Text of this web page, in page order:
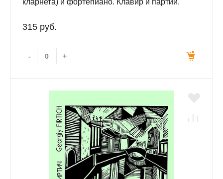
кларнета) и фортепиано. Клавир и партии.
315 руб.
- +